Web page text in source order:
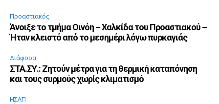
Προαστιακός
Άνοιξε το τμήμα Οινόη – Χαλκίδα του Προαστιακού –
Ήταν κλειστό από το μεσημέρι λόγω πυρκαγιάς
Διάφορα
ΣΤΑ.ΣΥ.: Ζητούν μέτρα για τη θερμική καταπόνηση
και τους συρμούς χωρίς κλιματισμό
ΗΣΑΠ